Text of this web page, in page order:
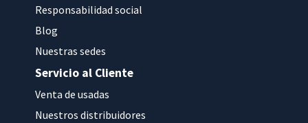
Responsabilidad social
Blog
Nuestras sedes
Servicio al Cliente
Venta de usadas
Nuestros distribuidores